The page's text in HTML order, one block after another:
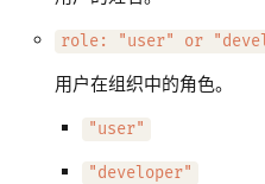
role: "user" or
用户在组织中的角色。
"user"
"developer"